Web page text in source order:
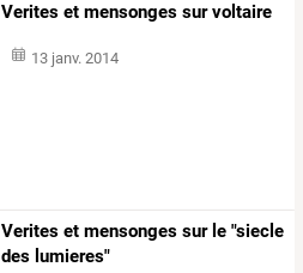
Verites et mensonges sur voltaire
13 janv. 2014
Verites et mensonges sur le "siecle
des lumieres"